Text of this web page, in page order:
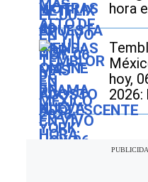
hora
fue el
del
hoy,
2026: